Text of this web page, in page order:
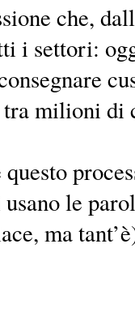
che,
i settori:
milioni di
le
ma